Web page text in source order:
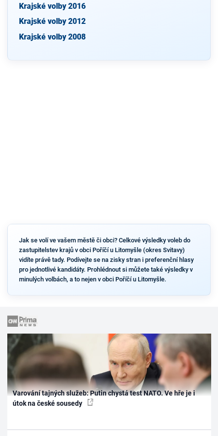
Krajské volby 2016
Krajské volby 2012
Krajské volby 2008
Jak se volí ve vašem městě či obci? Celkové výsledky voleb do
zastupitelstev krajů v obci Poříčí u Litomyšle (okres Svitavy)
vidíte právě tady. Podívejte se na zisky stran i preferenční hlasy
pro jednotlivé kandidáty. Prohlédnout si můžete také výsledky v
minulých volbách, a to nejen v obci Poříčí u Litomyšle.
Varování tajných služeb: Putin chystá test NATO. Ve hře je i
útok na české sousedy